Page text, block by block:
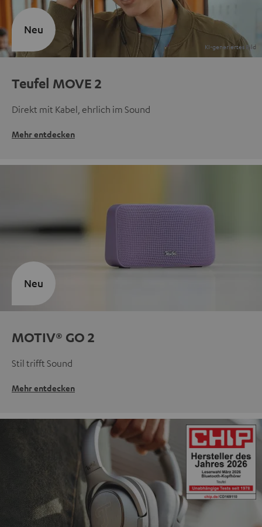
Teufel MOVE 2
Direkt mit Kabel, ehrlich im Sound
Mehr entdecken
Neu
MOTIV® GO 2
Stil trifft Sound
Mehr entdecken
Neu